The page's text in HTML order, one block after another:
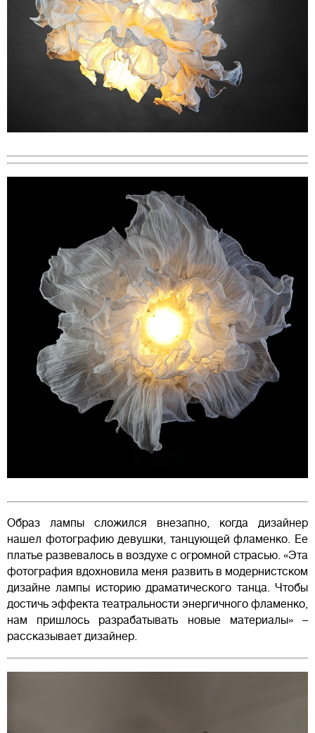
Образ лампы сложился внезапно, когда дизайнер
нашел фотографию девушки, танцующей фламенко. Ее
платье развевалось в воздухе с огромной страсью. «Эта
фотография вдохновила меня развить в модернистском
дизайне лампы историю драматического танца. Чтобы
достичь эффекта театральности энергичного фламенко,
нам пришлось разрабатывать новые материалы» –
рассказывает дизайнер.